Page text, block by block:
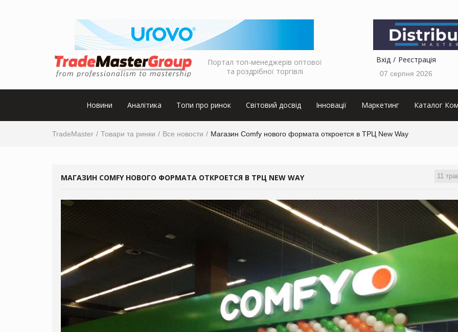
Портал топ-менеджерів оптової
та роздрібної торгівлі
Вхід Реєстрація
07 серпня 2026
Новини Аналітика Топи про ринок Світовий досвід Інновації Маркетинг Каталог
TradeMaster Товари та ринки Все новости Магазин Comfy нового формата откроется в ТРЦ New Way
11
МАГАЗИН COMFY НОВОГО ФОРМАТА ОТКРОЕТСЯ В ТРЦ NEW WAY